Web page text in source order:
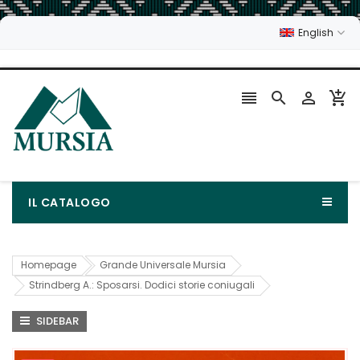
English
   
IL CATALOGO
Homepage
Grande Universale Mursia
Strindberg A.: Sposarsi. Dodici storie coniugali
SIDEBAR